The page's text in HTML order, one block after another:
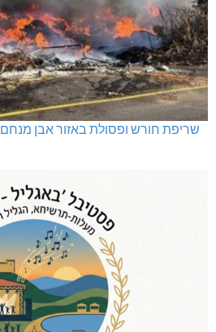
שריפת חורש ופסולת באזור אבן מנחם